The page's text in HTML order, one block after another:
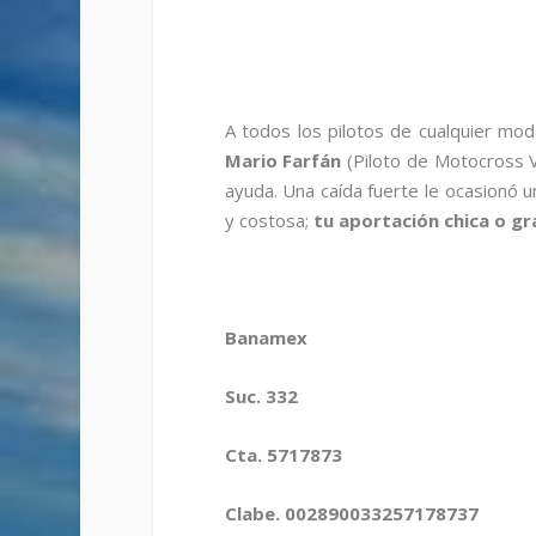
A todos los pilotos de cualquier
Mario Farfán (Piloto de Motocross
ayuda. Una caída fuerte le ocasionó
y costosa; tu aportación chica o
Banamex
Suc. 332
Cta. 5717873
Clabe. 002890033257178737